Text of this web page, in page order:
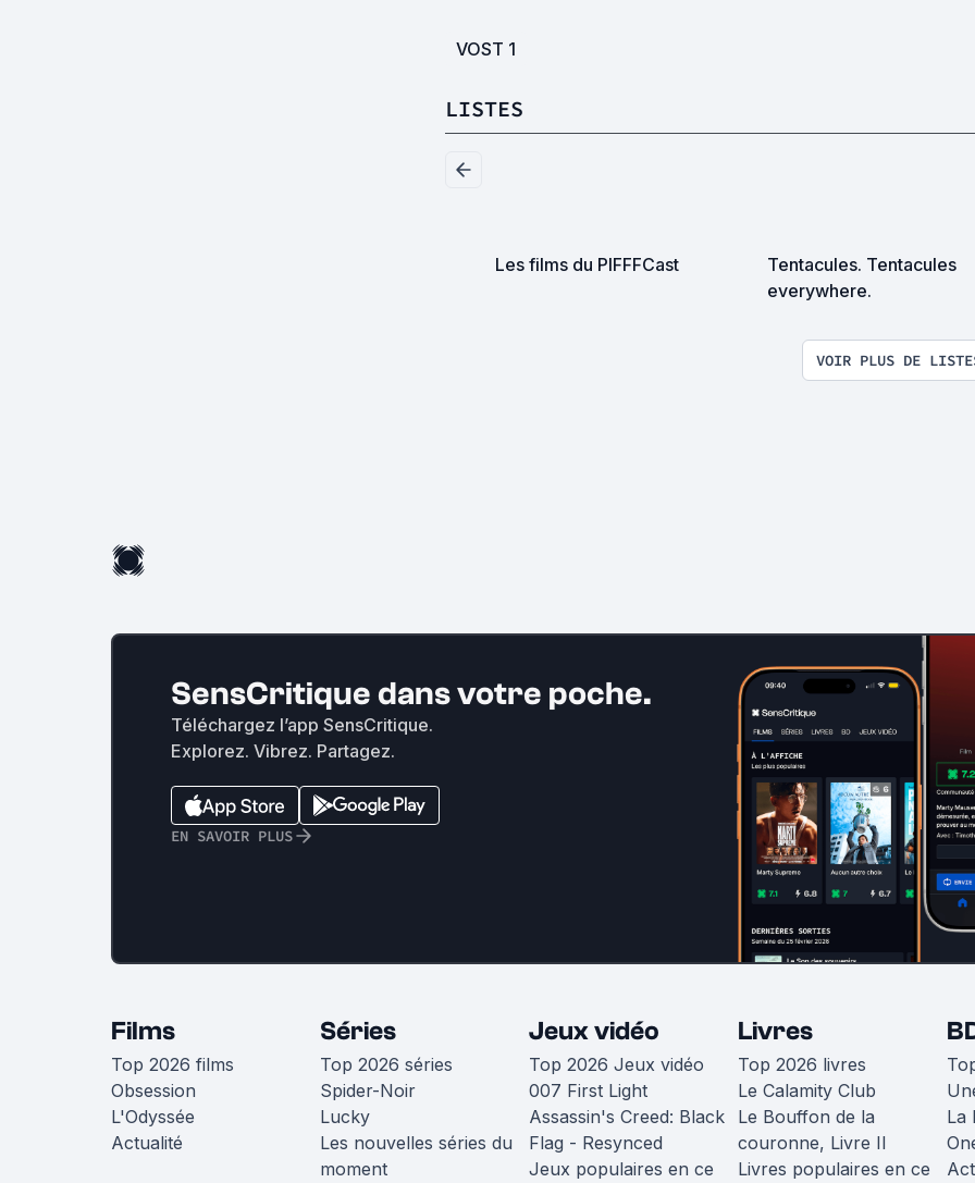
VOST 1
LISTES
Les films du PIFFFCast
Tentacules. Tentacules
everywhere.
VOIR PLUS DE
SensCritique dans votre poche.
Téléchargez l’app SensCritique.
Explorez. Vibrez. Partagez.
EN SAVOIR PLUS
Films
Top 2026 films
Obsession
L'Odyssée
Actualité
Séries
Top 2026 séries
Spider-Noir
Lucky
Les nouvelles séries du
moment
Jeux vidéo
Top 2026 Jeux vidéo
007 First Light
Assassin's Creed: Black
Flag - Resynced
Jeux populaires en ce
Livres
Top 2026 livres
Le Calamity Club
Le Bouffon de la
couronne, Livre II
Livres populaires en ce
La